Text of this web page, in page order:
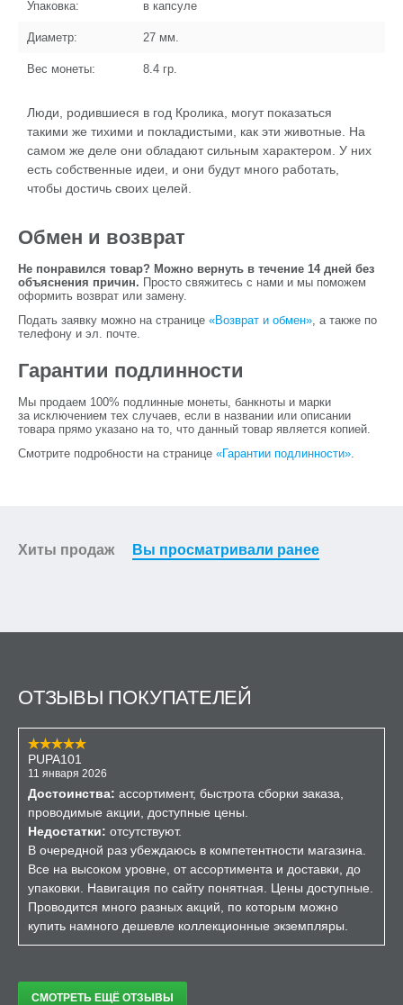
Упаковка: в капсуле
Диаметр: 27 мм.
Вес монеты: 8.4 гр.
Люди, родившиеся в год Кролика, могут показаться
такими же тихими и покладистыми, как эти животные. На
самом же деле они обладают сильным характером. У них
есть собственные идеи, и они будут много работать,
чтобы достичь своих целей.
Обмен и возврат
Не понравился товар? Можно вернуть в течение 14 дней без
объяснения причин. Просто свяжитесь с нами и мы поможем
оформить возврат или замену.
Подать заявку можно на странице «Возврат и обмен», а также по
телефону и эл. почте.
Гарантии подлинности
Мы продаем 100% подлинные монеты, банкноты и марки
за исключением тех случаев, если в названии или описании
товара прямо указано на то, что данный товар является копией.
Смотрите подробности на странице «Гарантии подлинности».
Хиты продаж Вы просматривали ранее
ОТЗЫВЫ ПОКУПАТЕЛЕЙ
PUPA101
11 января 2026
Достоинства: ассортимент, быстрота сборки заказа,
проводимые акции, доступные цены.
Недостатки: отсутствуют.
В очередной раз убеждаюсь в компетентности магазина.
Все на высоком уровне, от ассортимента и доставки, до
упаковки. Навигация по сайту понятная. Цены доступные.
Проводится много разных акций, по которым можно
купить намного дешевле коллекционные экземпляры.
СМОТРЕТЬ ЕЩЁ ОТЗЫВЫ